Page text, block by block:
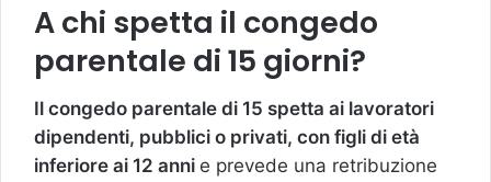
A chi spetta il congedo
parentale di 15 giorni?
Il congedo parentale di 15 spetta ai lavoratori
dipendenti, pubblici o privati, con figli di età
inferiore ai 12 anni e prevede una retribuzione